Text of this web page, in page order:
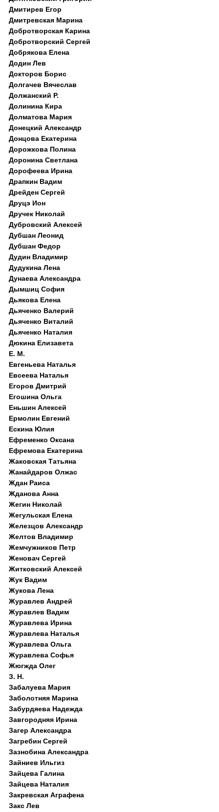
Дмитирев Егор
Дмитревская Марина
Добротворская Карина
Добротворский Сергей
Добрякова Елена
Додин Лев
Докторов Борис
Долгачев Вячеслав
Должанский Р.
Долинина Кира
Долматова Мария
Донецкий Александр
Донцова Екатерина
Дорожкова Полина
Доронина Светлана
Дорофеева Ирина
Драпкин Вадим
Дрейден Сергей
Друцэ Ион
Дручек Николай
Дубровский Алексей
Дубшан Леонид
Дубшан Федор
Дудин Владимир
Дудукина Лена
Дунаева Александра
Дымшиц София
Дьякова Елена
Дьяченко Валерий
Дьяченко Виталий
Дьяченко Наталия
Дюкина Елизавета
Е. М.
Евгеньева Наталья
Евсеева Наталья
Егоров Дмитрий
Егошина Ольга
Еньшин Алексей
Ермолин Евгений
Ескина Юлия
Ефременко Оксана
Ефремова Екатерина
Жаковская Татьяна
Жанайдаров Олжас
Ждан Раиса
Жданова Анна
Жегин Николай
Жегульская Елена
Железцов Александр
Желтов Владимир
Жемчужников Петр
Женовач Сергей
Житковский Алексей
Жук Вадим
Жукова Лена
Журавлев Андрей
Журавлев Вадим
Журавлева Ирина
Журавлева Наталья
Журавлева Ольга
Журавлева Софья
Жюгжда Олег
З. Н.
Забалуева Мария
Заболотняя Марина
Забурдяева Надежда
Завгородняя Ирина
Загер Александра
Загребин Сергей
Зазнобина Александра
Зайниев Ильгиз
Зайцева Галина
Зайцева Наталия
Закревская Аграфена
Закс Лев